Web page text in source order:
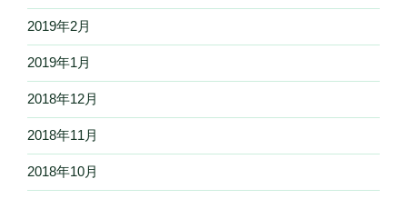
2019年2月
2019年1月
2018年12月
2018年11月
2018年10月